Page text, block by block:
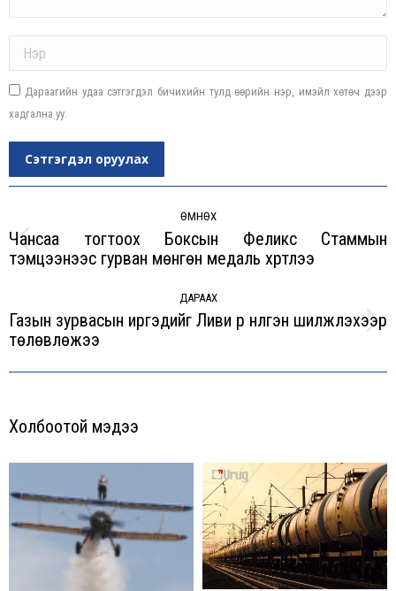
Дараагийн удаа сэтгэгдэл бичихийн тулд өөрийн нэр, имэйл хөтөч дээр
хадгална уу.
Сэтгэгдэл оруулах
ӨМНӨХ
Previous
Чансаа тогтоох Боксын Феликс Стаммын
тэмцээнээс гурван мөнгөн медаль хүртлээ
ДАРААХ
Next
Газын зурвасын иргэдийг Ливи рүү нүүлгэн шилжүүлэхээр
төлөвлөжээ
Холбоотой мэдээ